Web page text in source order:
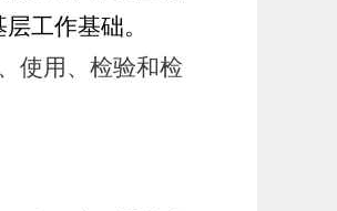
工作基础。
使用、检验和检